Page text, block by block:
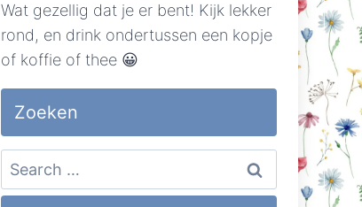
Wat gezellig dat je er bent! Kijk lekker
rond, en drink ondertussen een kopje
of koffie of thee 😀
Zoeken
Search
for: